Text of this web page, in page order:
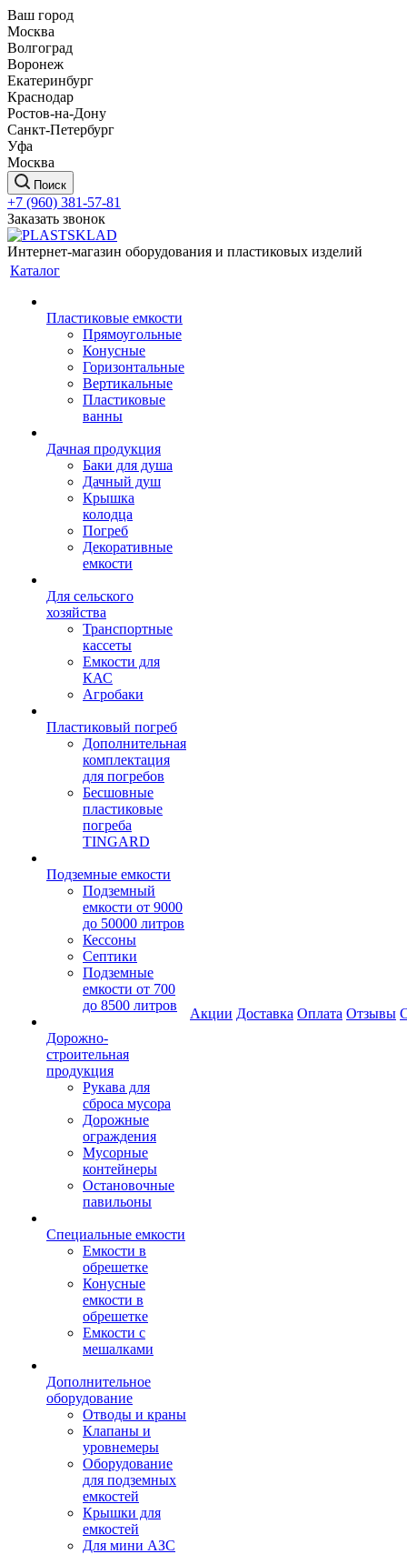
Ваш город
Москва
Волгоград
Воронеж
Екатеринбург
Краснодар
Ростов-на-Дону
Санкт-Петербург
Уфа
Москва
Поиск
+7 (960) 381-57-81
Заказать звонок
Интернет-магазин оборудования и пластиковых изделий
Каталог
Пластиковые емкости
Прямоугольные
Конусные
Горизонтальные
Вертикальные
Пластиковые
ванны
Дачная продукция
Баки для душа
Дачный душ
Крышка
колодца
Погреб
Декоративные
емкости
Для сельского
хозяйства
Транспортные
кассеты
Емкости для
КАС
Агробаки
Пластиковый погреб
Дополнительная
комплектация
для погребов
Бесшовные
пластиковые
погреба
TINGARD
Подземные емкости
Подземный
емкости от 9000
до 50000 литров
Кессоны
Септики
Подземные
емкости от 700
до 8500 литров
Дорожно-
строительная
продукция
Рукава для
сброса мусора
Дорожные
ограждения
Мусорные
контейнеры
Остановочные
павильоны
Специальные емкости
Емкости в
обрешетке
Конусные
емкости в
обрешетке
Емкости с
мешалками
Дополнительное
оборудование
Отводы и краны
Клапаны и
уровнемеры
Оборудование
для подземных
емкостей
Крышки для
емкостей
Для мини АЗС
Акции Доставка Оплата Отзывы